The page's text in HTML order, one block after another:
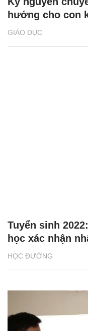
GIÁO DỤC
hướng cho con
HỌC ĐƯỜNG
Tuyển sinh
học xác nhận